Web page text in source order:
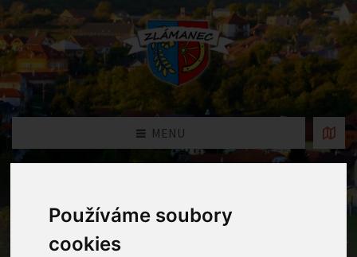
Používáme soubory
cookies
MENU
Fotogalerie
Home Fotogalerie